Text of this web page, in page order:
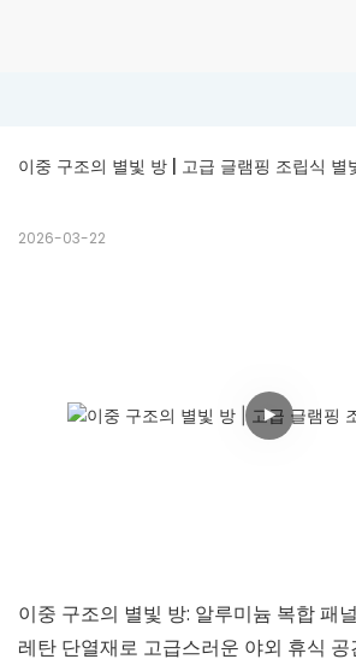
이중 구조의 별빛 방 | 고급 글램핑 조립식 별
2026-03-22
이중 구조의 별빛 방: 알루미늄 복합 패
레탄 단열재로 고급스러운 야외 휴식